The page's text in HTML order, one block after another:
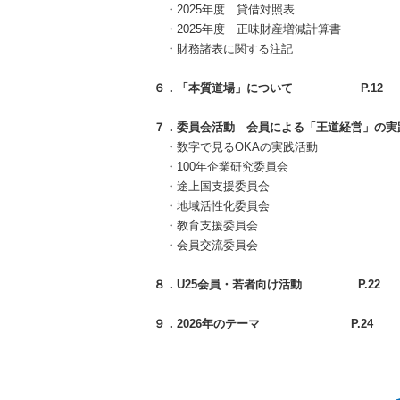
・2025年度 貸借対照表
・2025年度 正味財産増減計算書
・財務諸表に関する注記
６．「本質道場」について P.12
７．委員会活動 会員による「王道経営」の実
・数字で見るOKAの実践活動
・100年企業研究委員会
・途上国支援委員会
・地域活性化委員会
・教育支援委員会
・会員交流委員会
８．U25会員・若者向け活動 P.22
９．2026年のテーマ P.24